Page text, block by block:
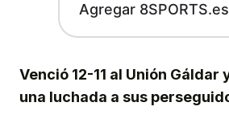
Agregar
Venció 12-11 al Unión Gáldar
una luchada a sus